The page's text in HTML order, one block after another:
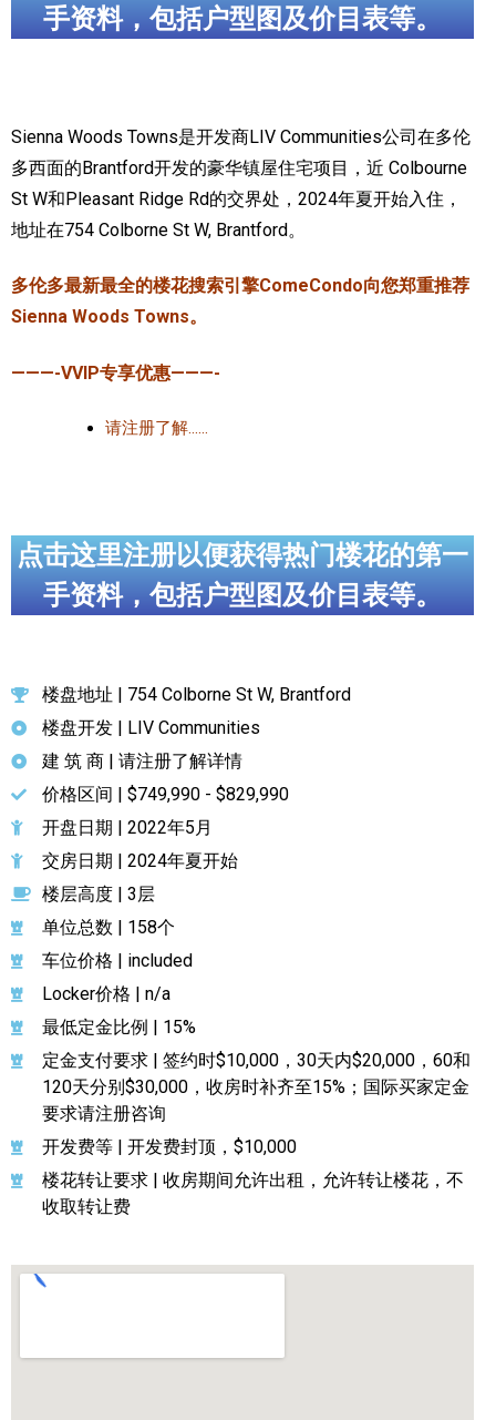
走近加拿大
加拿大的历史文化
加拿大社会保险系统
定居安大略省
加拿大的福利制度
吃货眼中的加拿大地图
手资料，包括户型图及价目表等。
Sienna Woods Towns是开发商LIV Communities公司在多伦
多西面的Brantford开发的豪华镇屋住宅项目，近 Colbourne
St W和Pleasant Ridge Rd的交界处，2024年夏开始入住，
地址在754 Colborne St W, Brantford。
多伦多最新最全的楼花搜索引擎ComeCondo向您郑重推荐
Sienna Woods Towns。
———-VVIP专享优惠———-
请注册了解……
点击这里注册以便获得热门楼花的第一
手资料，包括户型图及价目表等。
楼盘地址 | 754 Colborne St W, Brantford
楼盘开发 | LIV Communities
建 筑 商 | 请注册了解详情
价格区间 | $749,990 - $829,990
开盘日期 | 2022年5月
交房日期 | 2024年夏开始
楼层高度 | 3层
单位总数 | 158个
车位价格 | included
Locker价格 | n/a
最低定金比例 | 15%
定金支付要求 | 签约时$10,000，30天内$20,000，60和
120天分别$30,000，收房时补齐至15%；国际买家定金
要求请注册咨询
开发费等 | 开发费封顶，$10,000
楼花转让要求 | 收房期间允许出租，允许转让楼花，不
收取转让费